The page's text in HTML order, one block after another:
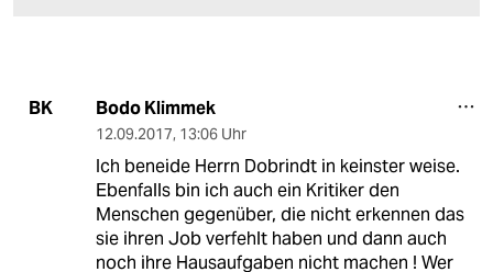
BK Bodo Klimmek
12.09.2017, 13:06 Uhr
Ich beneide Herrn Dobrindt in keinster weise.
Ebenfalls bin ich auch ein Kritiker den
Menschen gegenüber, die nicht erkennen das
sie ihren Job verfehlt haben und dann auch
noch ihre Hausaufgaben nicht machen ! Wer